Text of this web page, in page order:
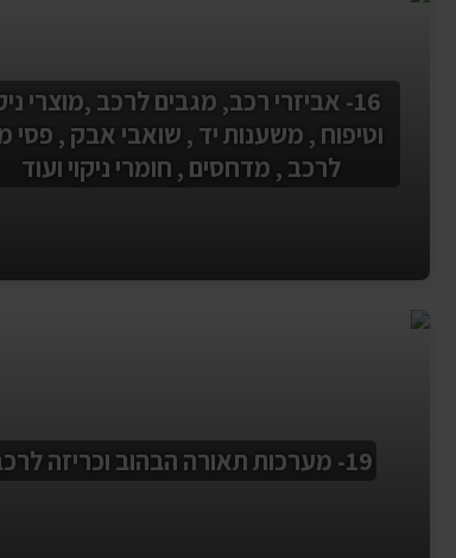
16- אביזרי רכב, מגבים לרכב ,מוצרי
וטיפוח , משענות יד , שואבי אבק , פסי
לרכב , מדחסים , חומרי ניקוי ועוד
19- מערכות תאורה הבהוב וכריזה לרכב